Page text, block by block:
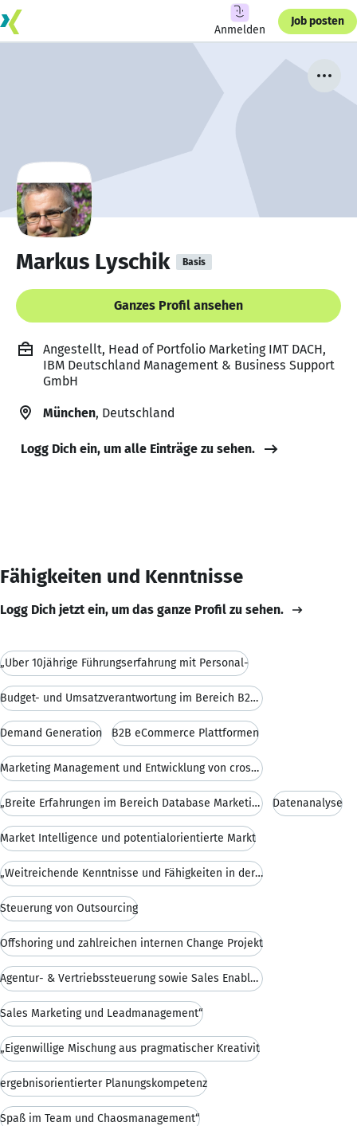
Anmelden
Job posten
Markus Lyschik Basis
Ganzes Profil ansehen
Angestellt, Head of Portfolio Marketing IMT DACH,
IBM Deutschland Management & Business Support
GmbH
München, Deutschland
Logg Dich ein, um alle Einträge zu sehen.
Fähigkeiten und Kenntnisse
Logg Dich jetzt ein, um das ganze Profil zu sehen.
„Über 10jährige Führungserfahrung mit Personal-
Budget- und Umsatzverantwortung im Bereich B2B Mar
Demand Generation B2B eCommerce Plattformen
Marketing Management und Entwicklung von crossmedi
„Breite Erfahrungen im Bereich Database Marketing Datenanalyse
Market Intelligence und potentialorientierte Markt
„Weitreichende Kenntnisse und Fähigkeiten in der S
Steuerung von Outsourcing
Offshoring und zahlreichen internen Change Projekt
Agentur- & Vertriebssteuerung sowie Sales Enableme
Sales Marketing und Leadmanagement“
„Eigenwillige Mischung aus pragmatischer Kreativit
ergebnisorientierter Planungskompetenz
Spaß im Team und Chaosmanagement“